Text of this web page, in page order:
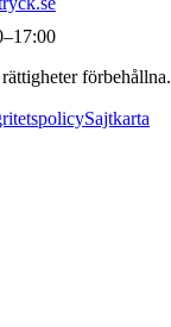
förbehållna.
Sajtkarta